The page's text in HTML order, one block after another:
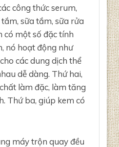
công thức serum,
sữa tắm, sữa rửa
có một số đặc tính
nó hoạt động như
các dung dịch thể
dễ dàng. Thứ hai,
làm đặc, làm tăng
Thứ ba, giúp kem có
máy trộn quay đều